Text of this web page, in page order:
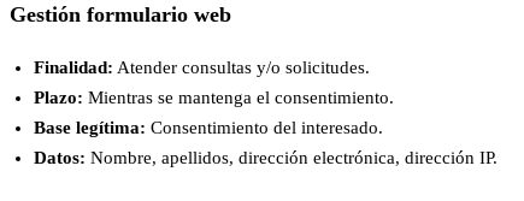
Gestión formulario web
Finalidad: Atender consultas y/o solicitudes.
Plazo: Mientras se mantenga el consentimiento.
Base legítima: Consentimiento del interesado.
Datos: Nombre, apellidos, dirección electrónica, dirección IP.